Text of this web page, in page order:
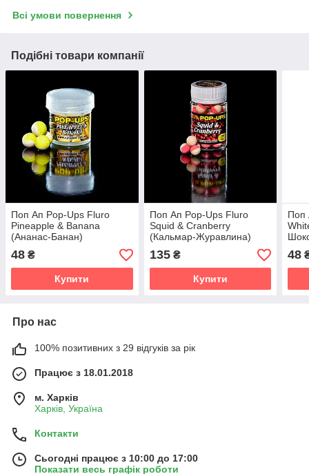
Всі умови повернення
Подібні товари компанії
Поп Ап Pop-Ups Fluro
Pineapple & Banana
(Ананас-Банан)
11mm/10pc
48 ₴
Купити
Поп Ап Pop-Ups Fluro
Squid & Cranberry
(Кальмар-Журавлина)
11mm/40pc
135₴
Купити
Поп
48
Про нас
100% позитивних з 29 відгуків за рік
Працює з 18.01.2018
м. Харків
Харків, Україна
Контакти
Сьогодні працює з 10:00 до 17:00
Показати весь графік роботи